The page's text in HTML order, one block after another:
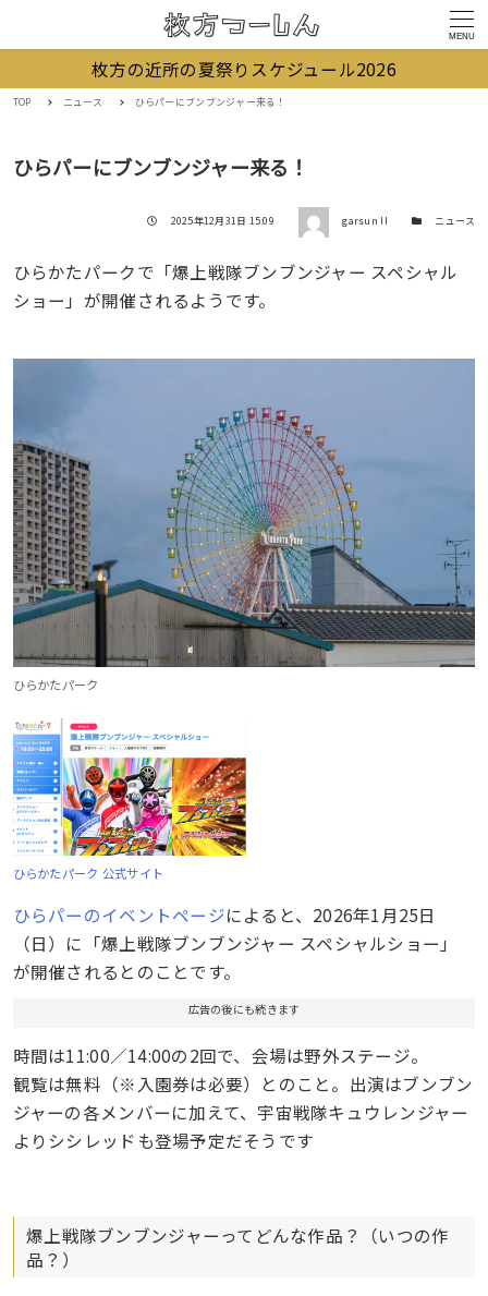
MENU
枚方の近所の夏祭りスケジュール2026
TOP ニュース ひらパーにブンブンジャー来る！
ひらパーにブンブンジャー来る！
投稿日
2025年12月31日 15:09 著者 garsun II カテゴリー
ニュース
ひらかたパークで「爆上戦隊ブンブンジャー スペシャル
ショー」が開催されるようです。
ひらかたパーク
ひらかたパーク 公式サイト
ひらパーのイベントページによると、2026年1月25日
（日）に「爆上戦隊ブンブンジャー スペシャルショー」
が開催されるとのことです。
広告の後にも続きます
時間は11:00／14:00の2回で、会場は野外ステージ。
観覧は無料（※入園券は必要）とのこと。出演はブンブン
ジャーの各メンバーに加えて、宇宙戦隊キュウレンジャー
よりシシレッドも登場予定だそうです
爆上戦隊ブンブンジャーってどんな作品？（いつの作
品？）